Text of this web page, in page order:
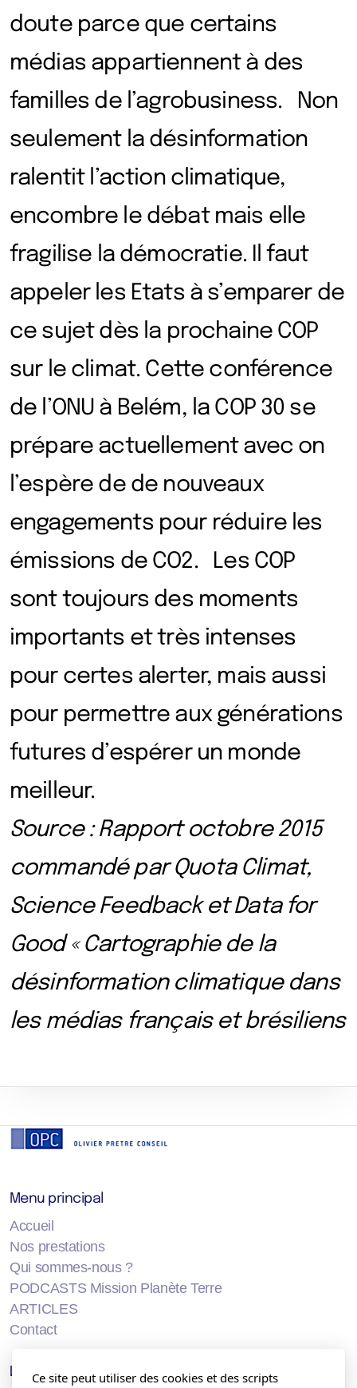
doute parce que certains
médias appartiennent à des
familles de l’agrobusiness. Non
seulement la désinformation
ralentit l’action climatique,
encombre le débat mais elle
fragilise la démocratie. Il faut
appeler les Etats à s’emparer de
ce sujet dès la prochaine COP
sur le climat. Cette conférence
de l’ONU à Belém, la COP 30 se
prépare actuellement avec on
l’espère de de nouveaux
engagements pour réduire les
émissions de CO2. Les COP
sont toujours des moments
importants et très intenses
pour certes alerter, mais aussi
pour permettre aux générations
futures d’espérer un monde
meilleur.
Source : Rapport octobre 2015
commandé par Quota Climat,
Science Feedback et Data for
Good « Cartographie de la
désinformation climatique dans
les médias français et brésiliens
Menu principal
Accueil
Nos prestations
Qui sommes-nous ?
PODCASTS Mission Planète Terre
ARTICLES
Contact
LégalCe site peut utiliser des cookies et des scripts